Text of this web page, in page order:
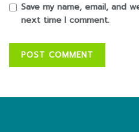
Save my name, email, and
next time I comment.